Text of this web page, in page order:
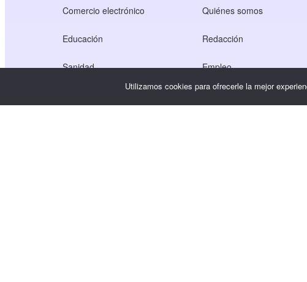
Comercio electrónico
Educación
Sanidad
Quiénes somos
Redacción
Empleo
Condiciones de uso
Utilizamos cookies para ofrecerle la mejor